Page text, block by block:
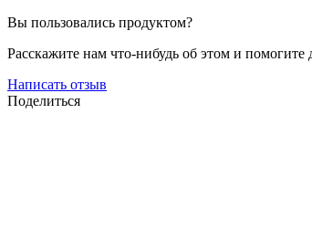
Вы пользовались продуктом?
Расскажите нам что-нибудь об этом и
Написать отзыв
Поделиться